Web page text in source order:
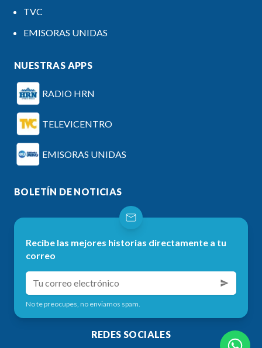
TVC
EMISORAS UNIDAS
NUESTRAS APPS
RADIO HRN
TELEVICENTRO
EMISORAS UNIDAS
BOLETÍN DE NOTICIAS
Recibe las mejores historias directamente a tu
correo
No te preocupes, no enviamos spam.
REDES SOCIALES